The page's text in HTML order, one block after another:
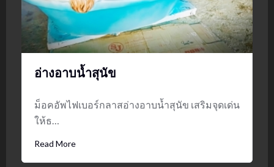
อ่างอาบน้ำสุนัข
ม็อคอัพไฟเบอร์กลาสอ่างอาบน้ำสุนัข เสริมจุดเด่น
ให้ธ…
Read More